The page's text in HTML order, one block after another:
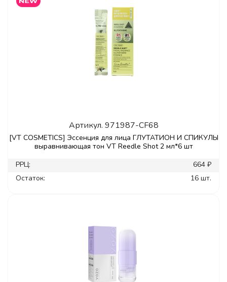
Артикул. 971987-CF68
[VT COSMETICS] Эссенция для лица ГЛУТАТИОН И СПИКУЛЫ
выравнивающая тон VT Reedle Shot 2 мл*6 шт
РРЦ:
664 ₽
Остаток:
16 шт.